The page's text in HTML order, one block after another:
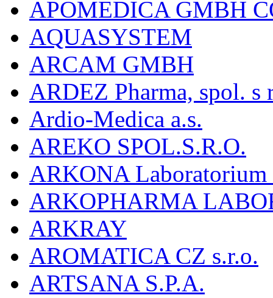
APOMEDICA GMBH
AQUASYSTEM
ARCAM GMBH
ARDEZ Pharma, spol. s
Ardio-Medica a.s.
AREKO SPOL.S.R.O.
ARKONA
ARKOPHARMA
ARKRAY
AROMATICA CZ s.r.o.
ARTSANA S.P.A.